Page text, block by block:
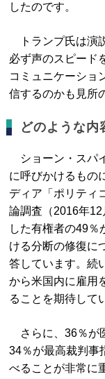
したのです。
トランプ氏は演
必ず声のスピード
コミュニケーショ
信するのかも見所
どのような内
ショーン・スパ
に呼びかけるもの
ディア「ポリティ
論調査（2016年
した有権者の49％
ける分断の修復に
答しています。続
から米国内に雇用
ることを期待して
さらに、36％が
34％が最高裁判事
べることが非常に